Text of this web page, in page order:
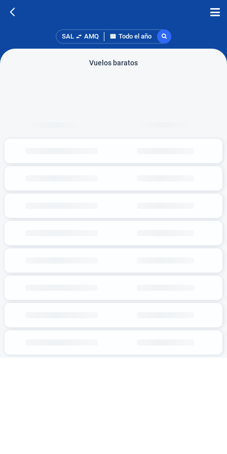
SAL AMQ Todo el año
Vuelos baratos